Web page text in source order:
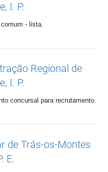
I. P.
- lista.
Regional de
I. P.
concursal para recrutamento.
de Trás-os-Montes
E.